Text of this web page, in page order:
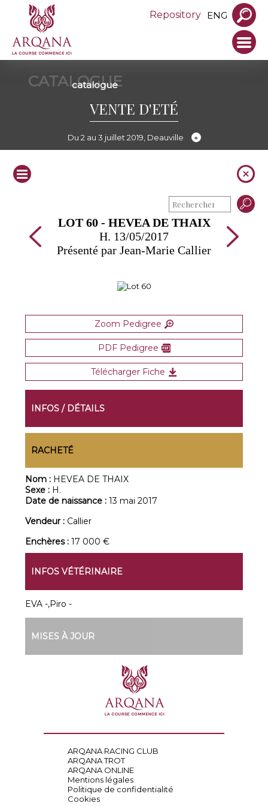
Repository ENG
CATALOGUE
catalogue
VENTE D'ETÉ
Du 2 au 3 juillet 2019, Deauville
LOT 60 - HEVEA DE THAIX
H. 13/05/2017
Présenté par Jean-Marie Callier
Zoom Pedigree
PDF Pedigree
Télécharger Fiche
INFOS / DÉTAILS
RACHETÉ
Nom : HEVEA DE THAIX
Sexe : H.
Date de naissance :13 mai 2017
Vendeur : Callier
Enchères :17 000 €
INFOS VÉTÉRINAIRE
EVA -,Piro -
MISES À JOUR
ARQANA RACING CLUB
ARQANA TROT
ARQANA ONLINE
Mentions légales
Politique de confidentialité
Cookies